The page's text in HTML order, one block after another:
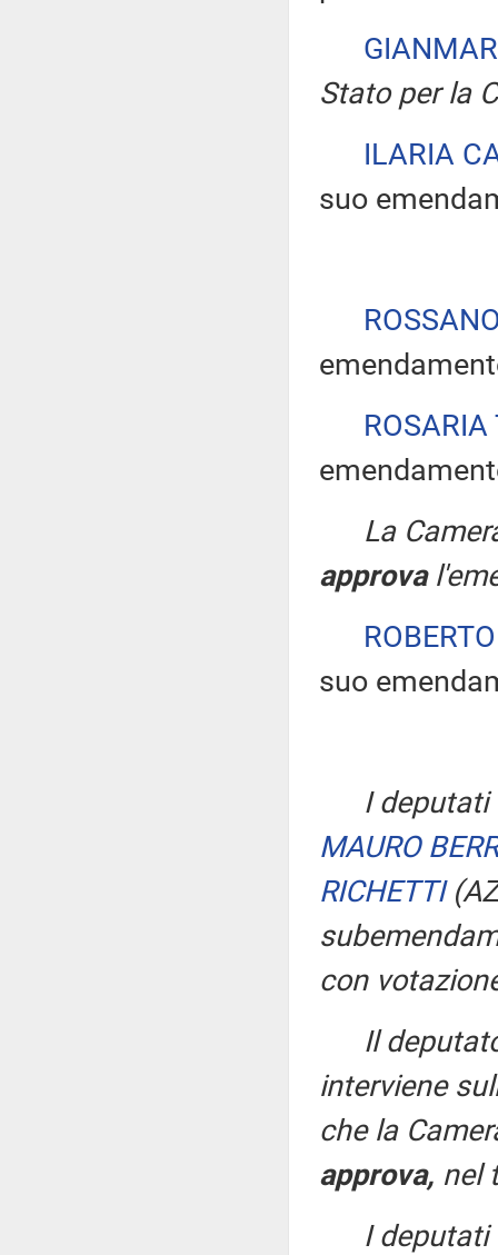
Stato per la
ILARIA
suo
La
approva
suo
I deputati
MAURO
RICHETTI
con
Il
interviene
che la
approva, nel
I deputati